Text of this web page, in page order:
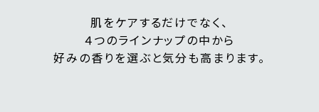
肌をケアするだけでなく、
４つのラインナップの中から
好みの香りを選ぶと気分も高まります。